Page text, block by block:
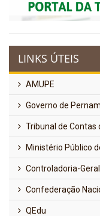
LINKS ÚTEIS
AMUPE
Governo de
Tribunal de Contas
Ministério Público
Controladoria-
Confederação
QEdu